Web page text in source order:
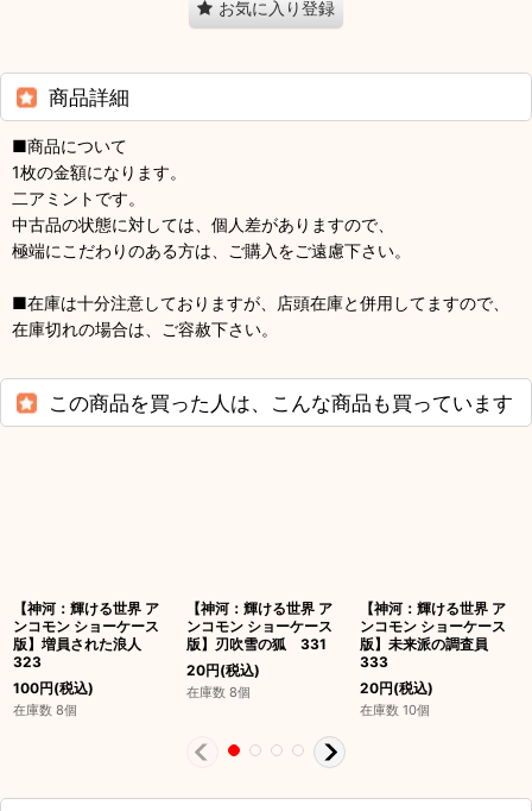
お気に入り登録
商品詳細
■商品について
1枚の金額になります。
二アミントです。
中古品の状態に対しては、個人差がありますので、
極端にこだわりのある方は、ご購入をご遠慮下さい。
■在庫は十分注意しておりますが、店頭在庫と併用してますので、
在庫切れの場合は、ご容赦下さい。
この商品を買った人は、こんな商品も買っています
【神河：輝ける世界 ア
ンコモン ショーケース
版】増員された浪人
323
100円(税込)
在庫数 8個
【神河：輝ける世界 ア
ンコモン ショーケース
版】刃吹雪の狐 331
20円(税込)
在庫数 8個
【神河：輝ける世界 ア
ンコモン ショーケース
版】未来派の調査員
333
20円(税込)
在庫数 10個